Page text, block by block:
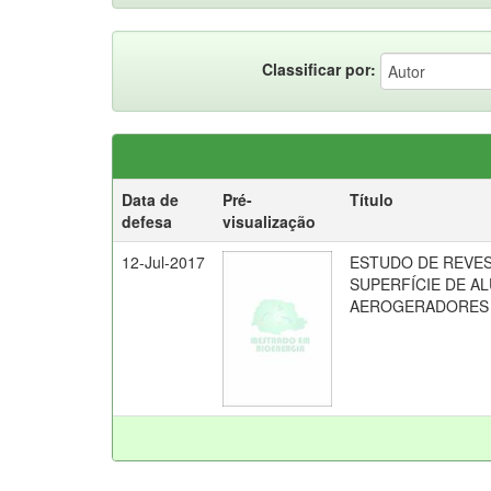
Classificar por:
Data de
defesa
Pré-
visualização
Título
12-Jul-2017
ESTUDO DE
SUPERFÍCIE DE
AEROGERADORES